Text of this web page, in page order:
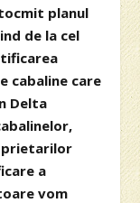
planul
de la cel
cabaline care
Delta
a
vom